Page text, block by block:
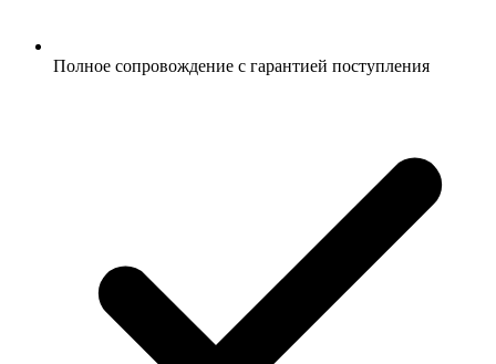
Полное сопровождение с гарантией поступления